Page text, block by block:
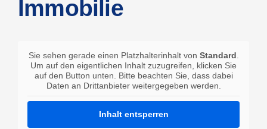
Immobilie
Sie sehen gerade einen Platzhalterinhalt von Standard.
Um auf den eigentlichen Inhalt zuzugreifen, klicken Sie
auf den Button unten. Bitte beachten Sie, dass dabei
Daten an Drittanbieter weitergegeben werden.
Inhalt entsperren